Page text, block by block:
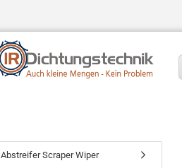
Abstreifer Scraper Wiper